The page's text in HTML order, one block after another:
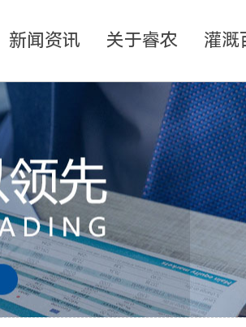
新闻资讯 关于睿农 灌溉